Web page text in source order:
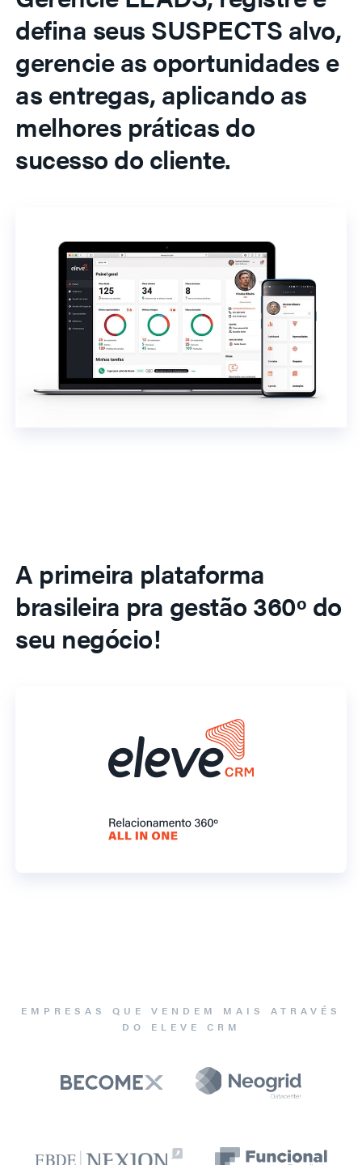
defina seus SUSPECTS alvo,
gerencie as oportunidades e
as entregas, aplicando as
melhores práticas do
sucesso do cliente.
A primeira plataforma
brasileira pra gestão 360º do
seu negócio!
EMPRESAS QUE VENDEM MAIS ATRAVÉS
DO ELEVE CRM